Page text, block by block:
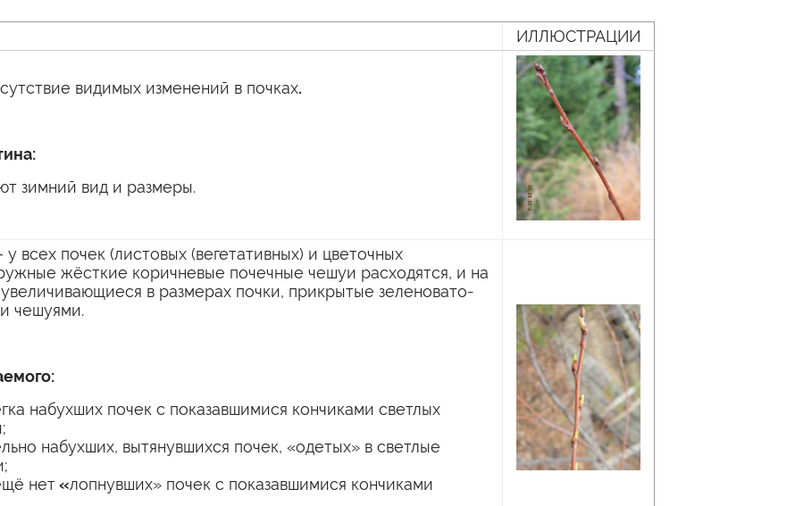
ИЛЛЮСТРАЦИИ
видимых изменений в почках.
зимний вид и размеры.
у всех почек (листовых (вегетативных) и цветочных
жёсткие коричневые почечные чешуи расходятся, и на
увеличивающиеся в размерах почки, прикрытые зеленовато-
чешуями.
набухших почек с показавшимися кончиками светлых
набухших, вытянувшихся почек, «одетых» в светлые
нет«лопнувших» почек с показавшимися кончиками